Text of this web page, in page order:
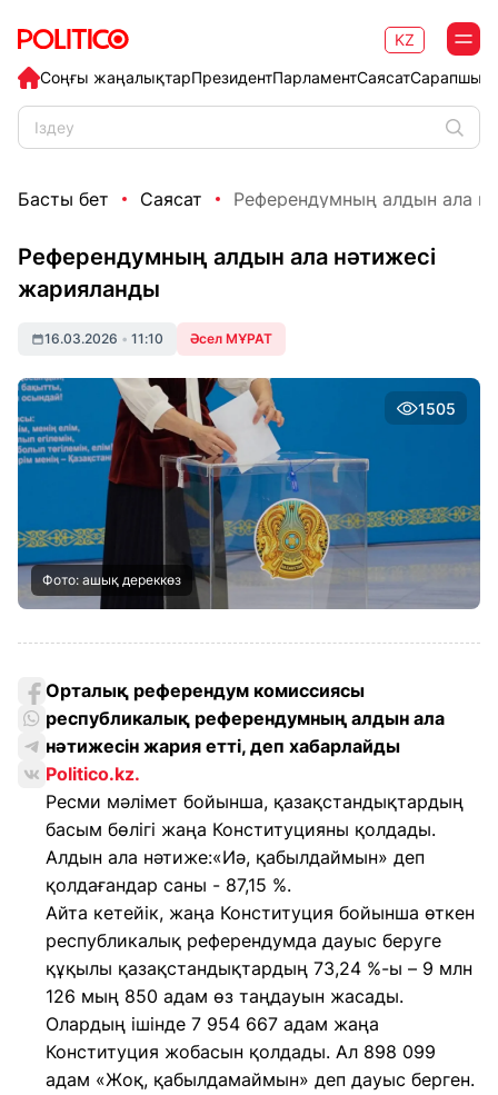
Соңғы жаңалықтарПрезидентПарламентСаясат
KZ
Басты бет Саясат Референдумның алдын ала
Референдумның алдын ала нәтижесі
жарияланды
16.03.2026 • 11:10 Әсел МҰРАТ
1505
Фото: ашық дереккөз
Орталық референдум комиссиясы
республикалық референдумның алдын ала
нәтижесін жария етті, деп хабарлайды
Politico.kz.
Ресми мәлімет бойынша, қазақстандықтардың
басым бөлігі жаңа Конституцияны қолдады.
Алдын ала нәтиже:«Иә, қабылдаймын» деп
қолдағандар саны - 87,15 %.
Айта кетейік, жаңа Конституция бойынша өткен
республикалық референдумда дауыс беруге
құқылы қазақстандықтардың 73,24 %-ы – 9 млн
126 мың 850 адам өз таңдауын жасады.
Олардың ішінде 7 954 667 адам жаңа
Конституция жобасын қолдады. Ал 898 099
адам «Жоқ, қабылдамаймын» деп дауыс берген.